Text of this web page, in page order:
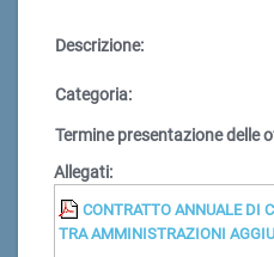
Descrizione:
Categoria:
Termine presentazione delle
Allegati:
CONTRATTO ANNUALE DI
TRA AMMINISTRAZIONI